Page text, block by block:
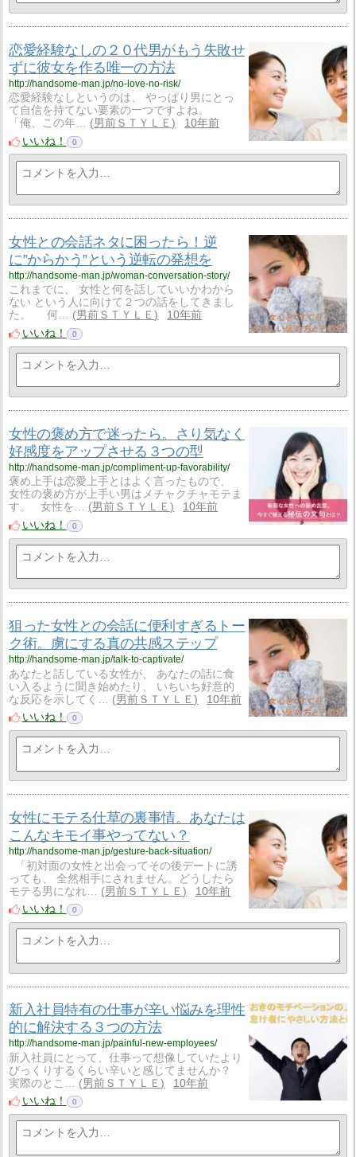
恋愛経験なしの２０代男がもう失敗せ
ずに彼女を作る唯一の方法
http://handsome-man.jp/no-love-no-risk/
恋愛経験なしというのは、 やっぱり男にとっ
て自信を持てない要素の一つですよね。
「俺、この年…
男前ＳＴＹＬＥ
10年前
いいね！
0
女性との会話ネタに困ったら！逆
に”からかう”という逆転の発想を
http://handsome-man.jp/woman-conversation-story/
これまでに、 女性と何を話していいかわから
ない という人に向けて２つの話をしてきまし
た。 何…
男前ＳＴＹＬＥ
10年前
いいね！
0
女性の褒め方で迷ったら。さり気なく
好感度をアップさせる３つの型
http://handsome-man.jp/compliment-up-favorability/
褒め上手は恋愛上手とはよく言ったもので、
女性の褒め方が上手い男はメチャクチャモテま
す。 女性を…
男前ＳＴＹＬＥ
10年前
いいね！
0
狙った女性との会話に便利すぎるトー
ク術。虜にする真の共感ステップ
http://handsome-man.jp/talk-to-captivate/
あなたと話している女性が、 あなたの話に食
い入るように聞き始めたり、 いちいち好意的
な反応を示してく…
男前ＳＴＹＬＥ
10年前
いいね！
0
女性にモテる仕草の裏事情。あなたは
こんなキモイ事やってない？
http://handsome-man.jp/gesture-back-situation/
「初対面の女性と出会ってその後デートに誘
っても、 全然相手にされません。どうしたら
モテる男になれ…
男前ＳＴＹＬＥ
10年前
いいね！
0
新入社員特有の仕事が辛い悩みを理性
的に解決する３つの方法
http://handsome-man.jp/painful-new-employees/
新入社員にとって、仕事って想像していたより
びっくりするくらい辛いと感じてませんか？
実際のとこ…
男前ＳＴＹＬＥ
10年前
いいね！
0